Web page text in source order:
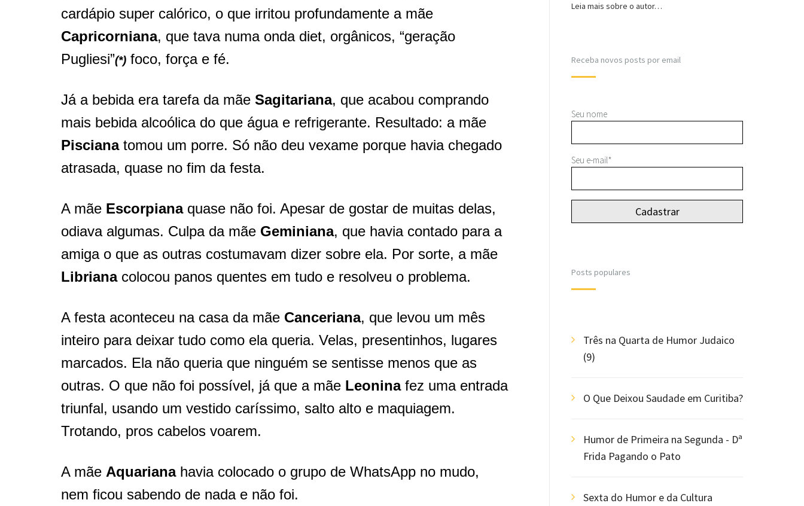
cardápio super calórico, o que irritou profundamente a mãe
Capricorniana, que tava numa onda diet, orgânicos, “geração
Pugliesi”(*) foco, força e fé.
Já a bebida era tarefa da mãe Sagitariana, que acabou comprando
mais bebida alcoólica do que água e refrigerante. Resultado: a mãe
Piscianatomou um porre. Só não deu vexame porque havia chegado
atrasada, quase no fim da festa.
A mãe Escorpianaquase não foi. Apesar de gostar de muitas delas,
odiava algumas. Culpa da mãe Geminiana, que havia contado para a
amiga o que as outras costumavam dizer sobre ela. Por sorte, a mãe
Librianacolocou panos quentes em tudo e resolveu o problema.
A festa aconteceu na casa da mãe Canceriana, que levou um mês
inteiro para deixar tudo como ela queria. Velas, presentinhos, lugares
marcados. Ela não queria que ninguém se sentisse menos que as
outras. O que não foi possível, já que a mãe Leoninafez uma entrada
triunfal, usando um vestido caríssimo, salto alto e maquiagem.
Trotando, pros cabelos voarem.
A mãe Aquarianahavia colocado o grupo de WhatsApp no mudo,
nem ficou sabendo de nada e não foi.
Leia mais sobre o autor…
Receba novos posts por email
Seu nome
Seu e-mail*
Posts populares
Três na Quarta de Humor Judaico
(9)
O Que Deixou Saudade em Curitiba?
Humor de Primeira na Segunda - Dª
Frida Pagando o Pato
Sexta do Humor e da Cultura